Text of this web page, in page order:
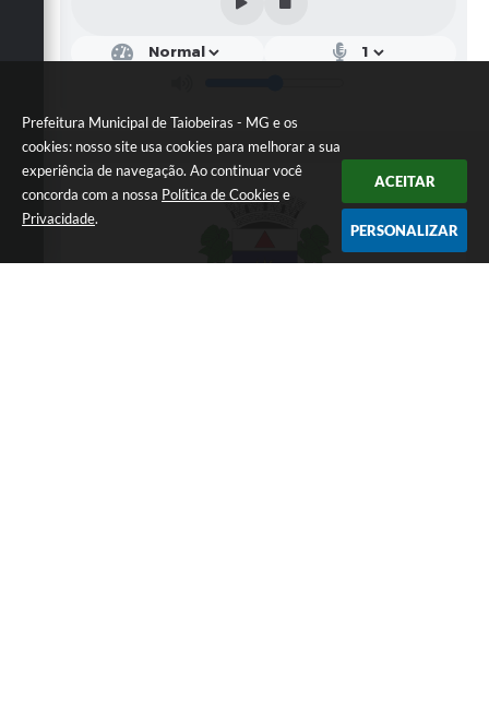
Prefeitura Municipal de Taiobeiras - MG e os
cookies: nosso site usa cookies para melhorar a sua
experiência de navegação. Ao continuar você
concorda com a nossa Política de Cookies e
Privacidade.
ACEITAR
PERSONALIZAR